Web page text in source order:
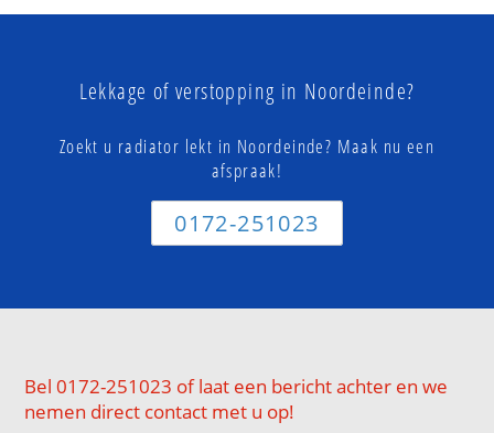
Lekkage of verstopping in Noordeinde?
Zoekt u radiator lekt in Noordeinde? Maak nu een
afspraak!
0172-251023
Bel 0172-251023 of laat een bericht achter en we
nemen direct contact met u op!